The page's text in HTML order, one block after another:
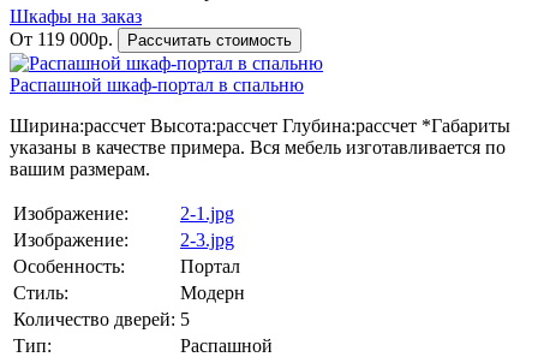
Шкафы на заказ
От 119 000р.
Рассчитать стоимость
Распашной шкаф-портал в спальню
Ширина:рассчет Высота:рассчет Глубина:рассчет *Габариты
указаны в качестве примера. Вся мебель изготавливается по
вашим размерам.
Изображение:
2-1.jpg
Изображение:
2-3.jpg
Особенность:
Портал
Стиль:
Модерн
Количество дверей: 5
Тип:
Распашной